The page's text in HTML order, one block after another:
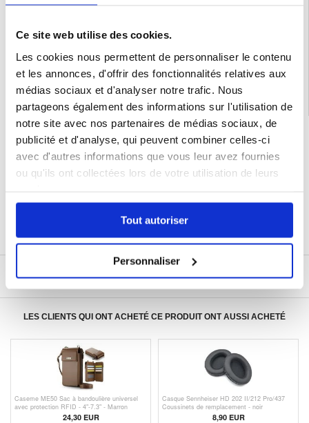
Ce site web utilise des cookies.
Les cookies nous permettent de personnaliser le contenu
et les annonces, d'offrir des fonctionnalités relatives aux
médias sociaux et d'analyser notre trafic. Nous
partageons également des informations sur l'utilisation de
notre site avec nos partenaires de médias sociaux, de
publicité et d'analyse, qui peuvent combiner celles-ci
avec d'autres informations que vous leur avez fournies
ou qu'ils ont collectées lors de votre utilisation de leurs
Tout autoriser
Personnaliser
EAN: 5714122478764
Catégories associées:Honor X60i Coque & Accessoires
POUR LES MEMBRES DU CLUB24
CHAT EN DIRECT :
POLITIQUE DE RETOUR DE 30 JOURS
PLUS DE 8 000 000 DE CLIENTS
LES CLIENTS QUI ONT ACHETÉ CE PRODUIT ONT AUSSI ACHETÉ
Caseme ME50 Sac à bandoulière universel
avec protection RFID - 4"-7.3" - Marron
24,30 EUR
Casque Sennheiser HD 202 II/212 Pro/437
Coussinets de remplacement - noir
8,90 EUR